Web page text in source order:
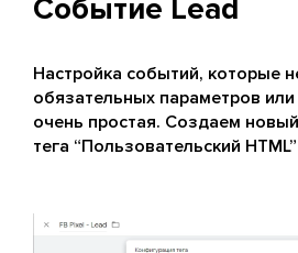
Событие Lead
Настройка событий, которые
обязательных параметров
очень простая. Создаем
тега “Пользовательский